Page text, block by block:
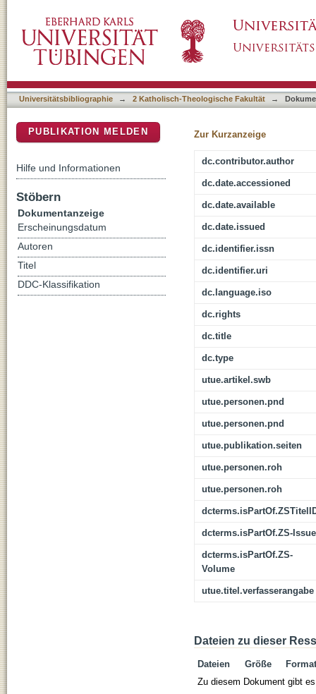
Universitätsbibliographie → 2 Katholisch-Theologische Fakultät →
Zur Kurzanzeige
dc.contributor.author
dc.date.accessioned
dc.date.available
dc.date.issued
dc.identifier.issn
dc.identifier.uri
dc.language.iso
dc.rights
dc.title
dc.type
utue.artikel.swb
utue.personen.pnd
utue.personen.pnd
utue.publikation.seiten
utue.personen.roh
utue.personen.roh
dcterms.isPartOf.ZS-Issue
dcterms.isPartOf.ZS-
Volume
utue.titel.verfasserangabe
Dateien zu dieser
Dateien Größe
Format
Zu diesem Dokument gibt
PUBLIKATION MELDEN
Hilfe und Informationen
Stöbern
Dokumentanzeige
Erscheinungsdatum
Autoren
Titel
DDC-Klassifikation